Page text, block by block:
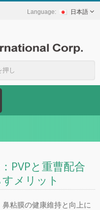
日本語
PVPと重曹配合
メリット
粘膜の健康維持と向上に